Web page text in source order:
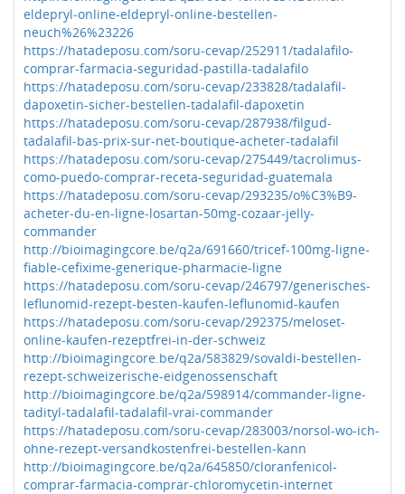
eldepryl-online-eldepryl-online-bestellen-
neuch%26%23226
https://hatadeposu.com/soru-cevap/252911/tadalafilo-
comprar-farmacia-seguridad-pastilla-tadalafilo
https://hatadeposu.com/soru-cevap/233828/tadalafil-
dapoxetin-sicher-bestellen-tadalafil-dapoxetin
https://hatadeposu.com/soru-cevap/287938/filgud-
tadalafil-bas-prix-sur-net-boutique-acheter-tadalafil
https://hatadeposu.com/soru-cevap/275449/tacrolimus-
como-puedo-comprar-receta-seguridad-guatemala
https://hatadeposu.com/soru-cevap/293235/o%C3%B9-
acheter-du-en-ligne-losartan-50mg-cozaar-jelly-
commander
http://bioimagingcore.be/q2a/691660/tricef-100mg-ligne-
fiable-cefixime-generique-pharmacie-ligne
https://hatadeposu.com/soru-cevap/246797/generisches-
leflunomid-rezept-besten-kaufen-leflunomid-kaufen
https://hatadeposu.com/soru-cevap/292375/meloset-
online-kaufen-rezeptfrei-in-der-schweiz
http://bioimagingcore.be/q2a/583829/sovaldi-bestellen-
rezept-schweizerische-eidgenossenschaft
http://bioimagingcore.be/q2a/598914/commander-ligne-
tadityl-tadalafil-tadalafil-vrai-commander
https://hatadeposu.com/soru-cevap/283003/norsol-wo-ich-
ohne-rezept-versandkostenfrei-bestellen-kann
http://bioimagingcore.be/q2a/645850/cloranfenicol-
comprar-farmacia-comprar-chloromycetin-internet